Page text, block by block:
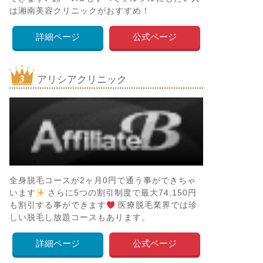
は湘南美容クリニックがおすすめ！
詳細ページ 公式ページ
アリシアクリニック
全身脱毛コースが2ヶ月0円で通う事ができちゃ
います
さらに5つの割引制度で最大74,150円
も割引する事ができます
医療脱毛業界では珍
しい脱毛し放題コースもあります。
詳細ページ 公式ページ